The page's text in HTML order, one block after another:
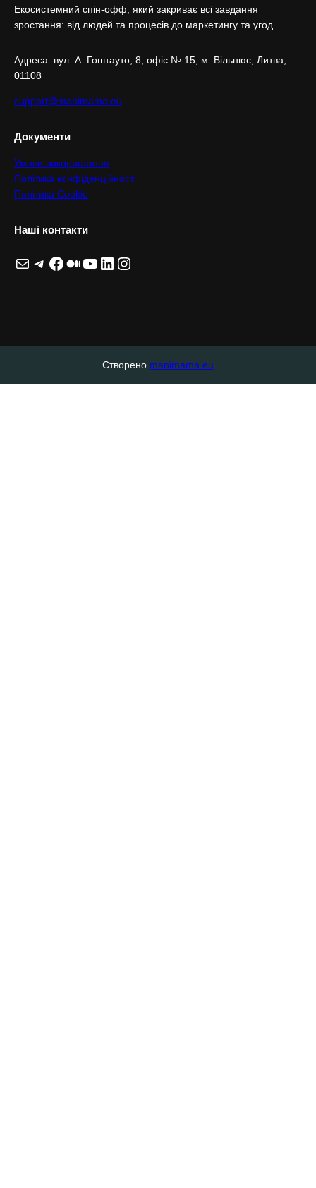
Екосистемний спін-офф, який закриває всі завдання
зростання: від людей та процесів до маркетингу та угод
Адреса: вул. А. Гоштaуто, 8, офіс № 15, м. Вільнюс, Литва,
01108
support@manimama.eu
Документи
Умови використання
Політика конфіденційності
Політика Cookie
Наші контакти
Пошта Telegram Facebook Medium YouTube LinkedIn Instagram
Створено manimama.eu